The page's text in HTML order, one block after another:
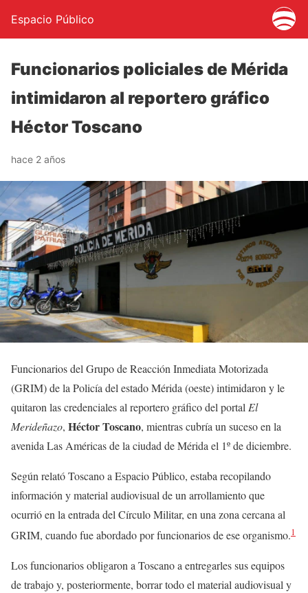
Espacio Público
Funcionarios policiales de Mérida
intimidaron al reportero gráfico
Héctor Toscano
hace 2 años
Funcionarios del Grupo de Reacción Inmediata Motorizada
(GRIM) de la Policía del estado Mérida (oeste) intimidaron y le
quitaron las credenciales al reportero gráfico del portal El
Merideñazo, Héctor Toscano, mientras cubría un suceso en la
avenida Las Américas de la ciudad de Mérida el 1º de diciembre.
Según relató Toscano a Espacio Público, estaba recopilando
información y material audiovisual de un arrollamiento que
ocurrió en la entrada del Círculo Militar, en una zona cercana al
GRIM, cuando fue abordado por funcionarios de ese organismo.1
Los funcionarios obligaron a Toscano a entregarles sus equipos
de trabajo y, posteriormente, borrar todo el material audiovisual y